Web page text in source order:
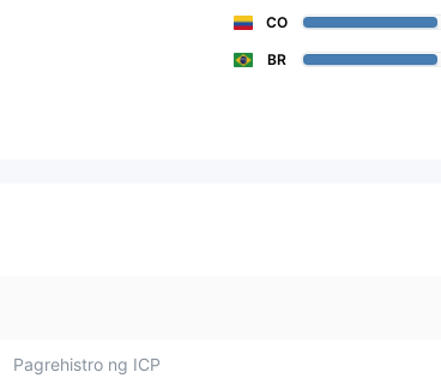
CO
BR
Pagrehistro ng ICP